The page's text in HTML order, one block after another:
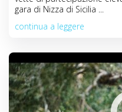
gara di Nizza di Sicilia ...
continua a leggere